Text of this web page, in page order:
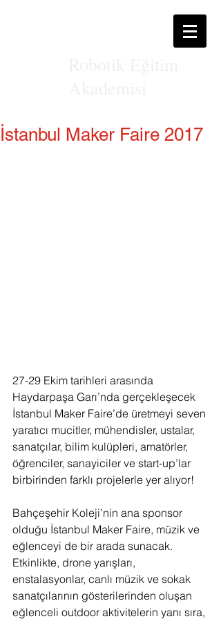
İstanbul Maker Faire 2017
27-29 Ekim tarihleri arasında
Haydarpaşa Garı’nda gerçekleşecek
İstanbul Maker Faire’de üretmeyi seven
yaratıcı mucitler, mühendisler, ustalar,
sanatçılar, bilim kulüpleri, amatörler,
öğrenciler, sanayiciler ve start-up’lar
birbirinden farklı projelerle yer alıyor!
Bahçeşehir Koleji’nin ana sponsor
olduğu İstanbul Maker Faire, müzik ve
eğlenceyi de bir arada sunacak.
Etkinlikte, drone yarışları,
enstalasyonlar, canlı müzik ve sokak
sanatçılarının gösterilerinden oluşan
eğlenceli outdoor aktivitelerin yanı sıra,